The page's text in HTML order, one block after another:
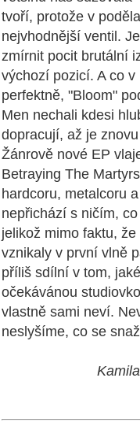
tvoří, protože v
nejvhodnější ventil.
zmírnit pocit brutální
výchozí pozicí. A co
perfektně, "Bloom"
Men nechali kdesi
dopracují, až je
Žánrově nové EP
Betraying The
hardcoru, metalcoru
nepřichází s ničím,
jelikož mimo faktu,
vznikaly v první vlně
příliš sdílní v tom,
očekávánou
vlastně sami neví.
neslyšíme, co se